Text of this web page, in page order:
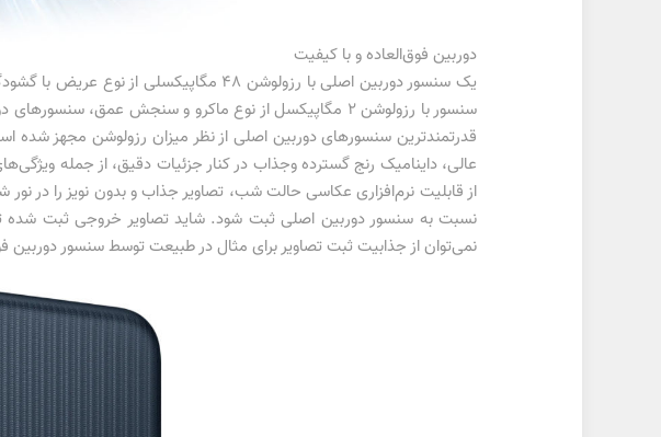
دوربین فوق‌العاده و با کیفیت
عالی، داینامیک رنج گسترده وجذاب در کنار جزئیات دقیق، از جمله
از قابلیت نرم‌افزاری عکاسی حالت شب، تصاویر جذاب و بدون نویز را در
نسبت به سنسور دوربین اصلی ثبت شود. شاید تصاویر خروجی ثبت شده
نمی‌توان از جذابیت ثبت تصاویر برای مثال در طبیعت توسط سنسور